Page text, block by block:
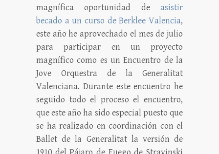
magnífica oportunidad de asistir
becado a un curso de Berklee Valencia,
este año he aprovechado el mes de julio
para participar en un proyecto
magnífico como es un Encuentro de la
Jove Orquestra de la Generalitat
Valenciana. Durante este encuentro he
seguido todo el proceso el encuentro,
que este año ha sido especial puesto que
se ha realizado en coordinación con el
Ballet de la Generalitat la versión de